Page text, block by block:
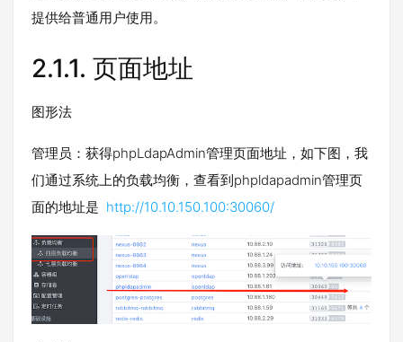
提供给普通用户使用。
2.1.1. 页面地址
图形法
管理员：获得phpLdapAdmin管理页面地址，如下图，我
们通过系统上的负载均衡，查看到phpldapadmin管理页
面的地址是 http://10.10.150.100:30060/